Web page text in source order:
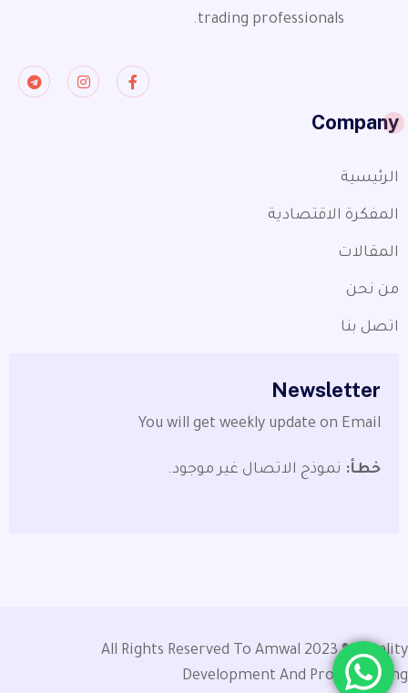
trading professionals.
Company
الرئيسية
المفكرة الاقتصادية
المقالات
من نحن
اتصل بنا
Newsletter
You will get weekly update on Email
خطأ: نموذج الاتصال غير موجود.
All Rights Reserved To Amwal 2023 ® |Quality
Development And Programming